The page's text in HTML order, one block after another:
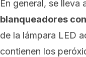
En general, se lleva
blanqueadores
de la lámpara LED
contienen los